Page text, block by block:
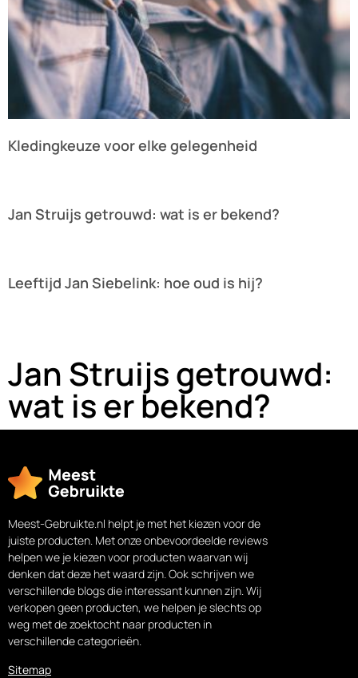
Kledingkeuze voor elke gelegenheid
Jan Struijs getrouwd: wat is er bekend?
Leeftijd Jan Siebelink: hoe oud is hij?
Jan Struijs getrouwd:
wat is er bekend?
Meest-Gebruikte.nl helpt je met het kiezen voor de
juiste producten. Met onze onbevoordeelde reviews
helpen we je kiezen voor producten waarvan wij
denken dat deze het waard zijn. Ook schrijven we
verschillende blogs die interessant kunnen zijn. Wij
verkopen geen producten, we helpen je slechts op
weg met de zoektocht naar producten in
verschillende categorieën.
Sitemap